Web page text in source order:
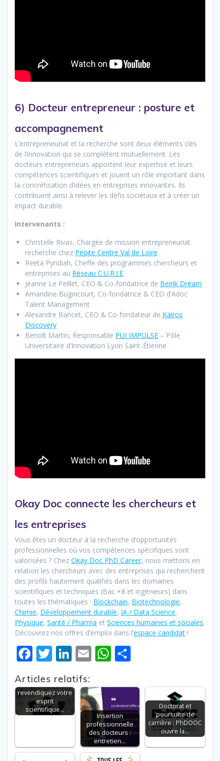
6) Docteur entrepreneur : posture et
accompagnement
L’entrepreneuriat et la recherche sont deux éléments clés
de l’innovation qui se complètent mutuellement. Les
docteurs entrepreneurs apportent leur expertise et leurs
compétences scientifiques et jouent un rôle important dans
la concrétisation d’idées en entreprises innovantes. Ils
contribuent ainsi à relever les défis sociétaux et à créer un
impact durable.
Intervenants :
Christelle Rivas, Chargée de mission entrepreneuriat
recherche chez Pépite Centre Val de Loire
Reeta Pyndiah, Cheffe des programmes chercheurs et
entreprises au Réseau C.U.R.I.E
Jeanne Le Peillet, CEO & Co-fondatrice de Beink Dream
Amandine Bugnicourt, Co-fondatrice & CEO d’Adoc
Talent Management
Alexandre Bancet, CEO & Co-fondateur de Kairos
Discovery
Benoît Martin, Responsable PUI IMPULSE – Pôle
Universitaire d’Innovation Lyon Saint-Étienne
Okay Doc connecte les chercheurs et
les entreprises
Vous êtes un docteur à la recherche d’opportunités
professionnelles où vos compétences spécifiques sont
valorisées ? Chez Okay Doc PhD Career, nous mettons en
relation les chercheurs avec des entreprises qui recherchent
des profils hautement qualifiés dans les domaines
scientifiques et techniques (Bac +8 et ingénieurs) dans
toutes les thématiques : Blockchain, Biotechnologie,
Chimie, Développement durable, IA / Data Science,
Physique, Santé / Pharma et Sciences humaines et sociales.
Découvrez nos offres d’emploi dans l’espace candidat !
F
e
b
o
k
T
itt
er
Li
k
dI
E
ai
l
W
at
s
A
p
p
ta
g
er
Articles relatifs:
Doctorat :
revendiquez votre
esprit
scientifique…
Insertion
professionnelle
des docteurs :
entretien…
Doctorat et
poursuite de
carrière : PhDOOC
ouvre la…